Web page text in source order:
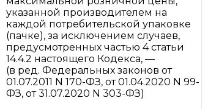
указанной производителем на
каждой потребительской упаковке
(пачке), за исключением случаев,
предусмотренных частью 4 статьи
14.4.2 настоящего Кодекса, —
(в ред. Федеральных законов от
01.07.2011 N 170-ФЗ, от 01.04.2020 N 99-
ФЗ, от 31.07.2020 N 303-ФЗ)